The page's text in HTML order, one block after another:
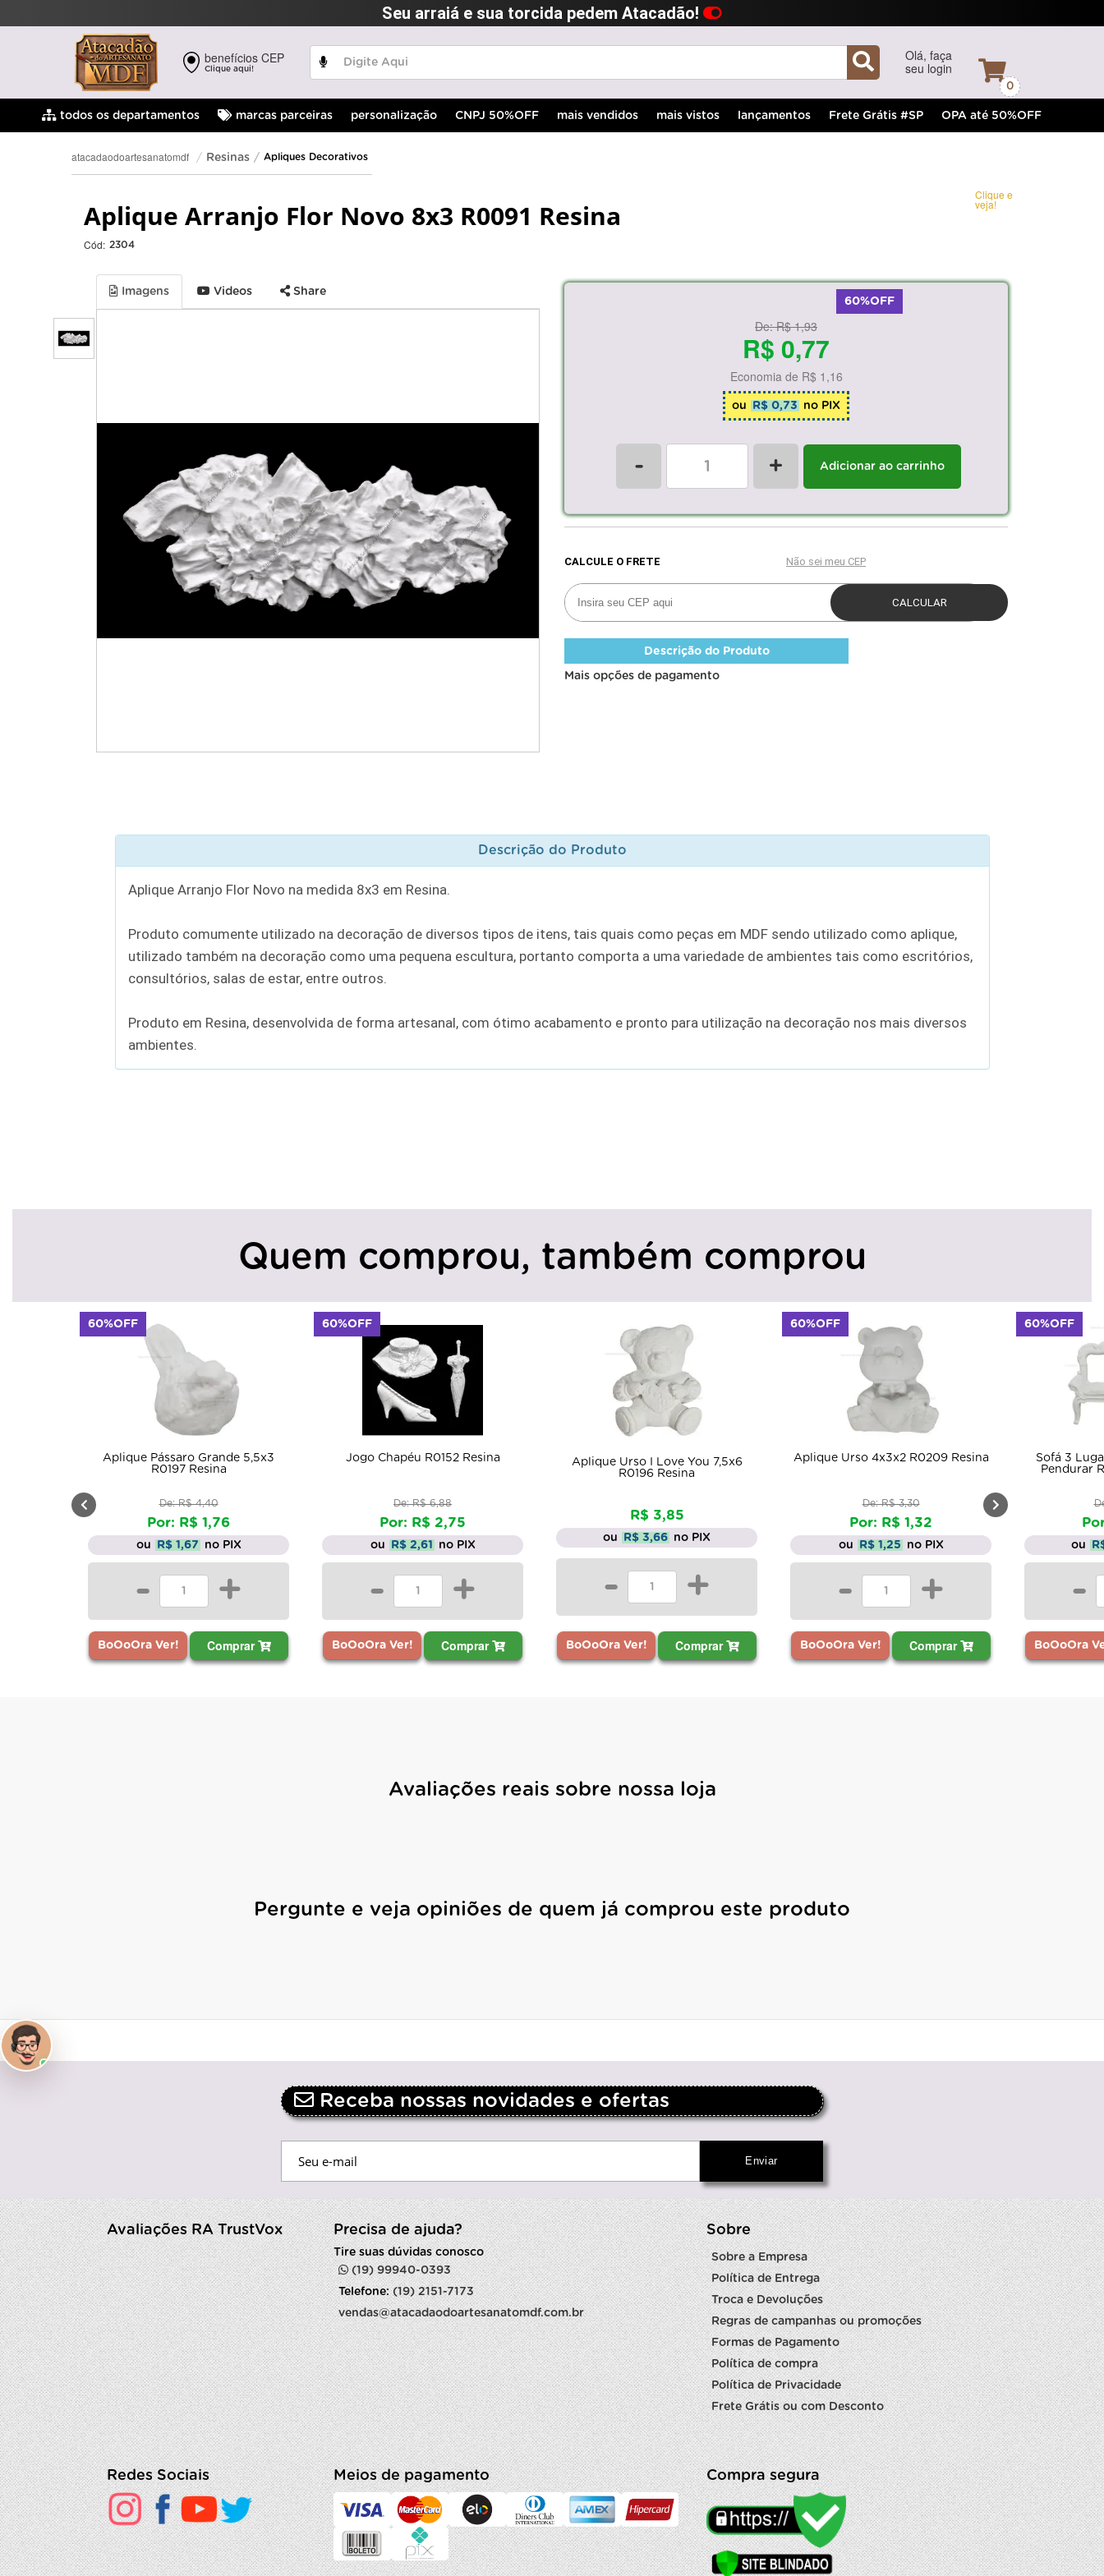
Seu arraiá e sua torcida pedem Atacadão!
benefícios CEP
Clique aqui!
Olá, faça
seu login
0
todos os departamentos marcas parceiras personalização CNPJ 50%OFF mais vendidos mais vistos lançamentos Frete Grátis #SP OPA até 50%OFF
atacadaodoartesanatomdf Resinas Apliques Decorativos
Aplique Arranjo Flor Novo 8x3 R0091 Resina
Cód: 2304
Clique e
veja!
Imagens Videos
Share
60%OFF
De:R$ 1,93
R$ 0,77
Economia de R$ 1,16
ou R$ 0,73 no PIX
- + Adicionar ao carrinho
Descrição do Produto
Mais opções de pagamento
Descrição do Produto
Aplique Arranjo Flor Novo na medida 8x3 em Resina.
Produto comumente utilizado na decoração de diversos tipos de itens, tais quais como peças em MDF sendo utilizado como aplique,
utilizado também na decoração como uma pequena escultura, portanto comporta a uma variedade de ambientes tais como escritórios,
consultórios, salas de estar, entre outros.
Produto em Resina, desenvolvida de forma artesanal, com ótimo acabamento e pronto para utilização na decoração nos mais diversos
ambientes.
Quem comprou, também comprou
Aplique Pássaro Grande 5,5x3
R0197 Resina
De: R$ 4,40
Por: R$ 1,76
ou R$ 1,67 no PIX
- +
BoOoOra Ver! Comprar
60%OFF
Jogo Chapéu R0152 Resina
De: R$ 6,88
Por: R$ 2,75
ou R$ 2,61 no PIX
- +
BoOoOra Ver! Comprar
60%OFF
Aplique Urso I Love You 7,5x6
R0196 Resina
R$ 3,85
ou R$ 3,66 no PIX
- +
BoOoOra Ver! Comprar
Aplique Urso 4x3x2 R0209 Resina
De: R$ 3,30
Por: R$ 1,32
ou R$ 1,25 no PIX
- +
BoOoOra Ver! Comprar
60%OFF
Sofá 3
Pendurar
ou
-
BoOoOra
60%OFF
Avaliações reais sobre nossa loja
Pergunte e veja opiniões de quem já comprou este produto
Receba nossas novidades e ofertas
Avaliações RA TrustVox Precisa de ajuda?
Tire suas dúvidas conosco
(19) 99940-0393
Telefone:(19) 2151-7173
vendas@atacadaodoartesanatomdf.com.br
Sobre
Sobre a Empresa
Política de Entrega
Troca e Devoluções
Regras de campanhas ou promoções
Formas de Pagamento
Política de compra
Política de Privacidade
Frete Grátis ou com Desconto
Redes Sociais Meios de pagamento Compra segura